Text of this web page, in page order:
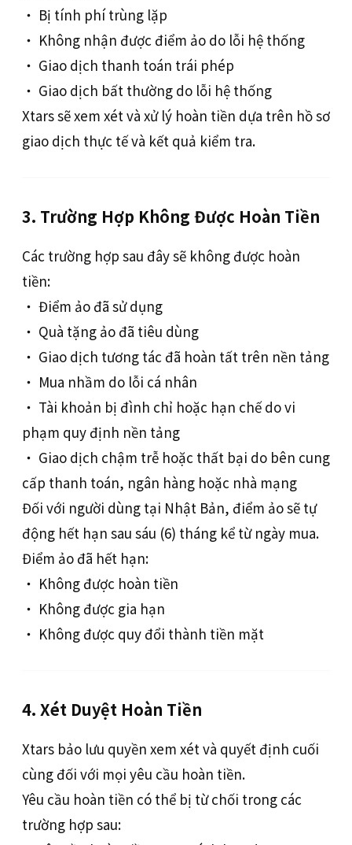
‧ Bị tính phí trùng lặp
‧ Không nhận được điểm ảo do lỗi hệ thống
‧ Giao dịch thanh toán trái phép
‧ Giao dịch bất thường do lỗi hệ thống
Xtars sẽ xem xét và xử lý hoàn tiền dựa trên hồ sơ
giao dịch thực tế và kết quả kiểm tra.
3. Trường Hợp Không Được Hoàn Tiền
Các trường hợp sau đây sẽ không được hoàn
tiền:
‧ Điểm ảo đã sử dụng
‧ Quà tặng ảo đã tiêu dùng
‧ Giao dịch tương tác đã hoàn tất trên nền tảng
‧ Mua nhầm do lỗi cá nhân
‧ Tài khoản bị đình chỉ hoặc hạn chế do vi
phạm quy định nền tảng
‧ Giao dịch chậm trễ hoặc thất bại do bên cung
cấp thanh toán, ngân hàng hoặc nhà mạng
Đối với người dùng tại Nhật Bản, điểm ảo sẽ tự
động hết hạn sau sáu (6) tháng kể từ ngày mua.
Điểm ảo đã hết hạn:
‧ Không được hoàn tiền
‧ Không được gia hạn
‧ Không được quy đổi thành tiền mặt
4. Xét Duyệt Hoàn Tiền
Xtars bảo lưu quyền xem xét và quyết định cuối
cùng đối với mọi yêu cầu hoàn tiền.
Yêu cầu hoàn tiền có thể bị từ chối trong các
trường hợp sau: